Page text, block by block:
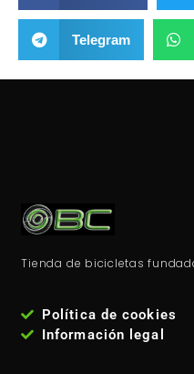
Telegram
Tienda de bicicletas
Política de cookies
Información legal